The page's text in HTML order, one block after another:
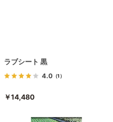
ラブシート 黒
4.0 （1）
￥14,480